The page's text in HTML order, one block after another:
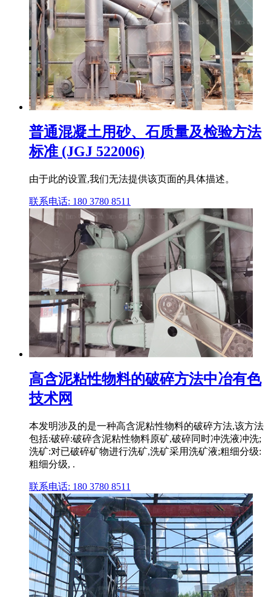
普通混凝土用砂、石质量及检验方法
标准 (JGJ 522006)
由于此的设置,我们无法提供该页面的具体描述。
联系电话: 180 3780 8511
高含泥粘性物料的破碎方法中冶有色
技术网
本发明涉及的是一种高含泥粘性物料的破碎方法,该方法
包括:破碎:破碎含泥粘性物料原矿,破碎同时冲洗液冲洗;
洗矿:对已破碎矿物进行洗矿,洗矿采用洗矿液;粗细分级:
粗细分级, .
联系电话: 180 3780 8511